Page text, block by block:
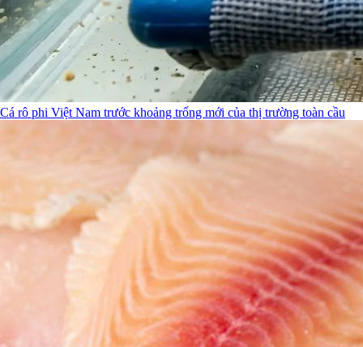
Cá rô phi Việt Nam trước khoảng trống mới của thị trường toàn cầu